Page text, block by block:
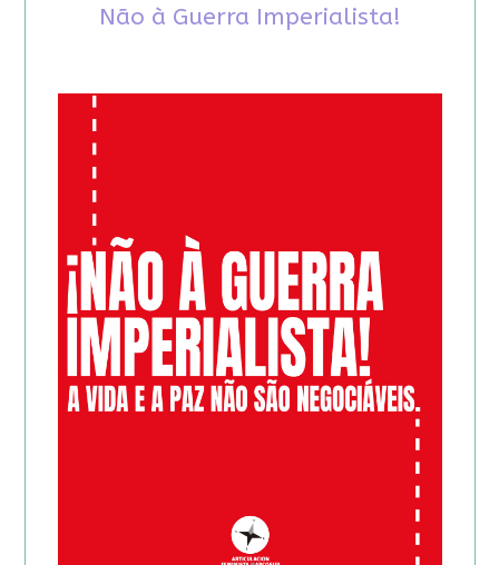
Não à Guerra Imperialista!